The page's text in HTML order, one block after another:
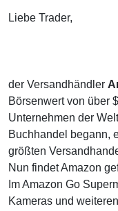
Liebe Trader,
der Versandhändler
Börsenwert von über
Unternehmen der
Buchhandel begann,
größten
Nun findet Amazon
Im Amazon Go
Kameras und